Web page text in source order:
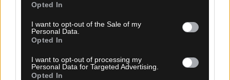
use your data for below specified purposes in below Google
consent section.
Opted In
I want to opt-out of the Sale of my
Personal Data.
Opted In
I want to opt-out of processing my
Personal Data for Targeted Advertising.
Opted In